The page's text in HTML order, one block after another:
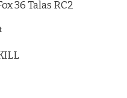
36 Talas RC2